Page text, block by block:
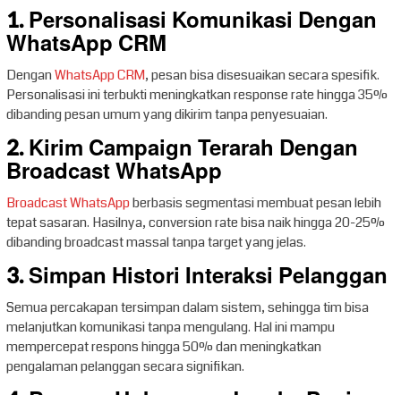
1. Personalisasi Komunikasi Dengan
WhatsApp CRM
DenganWhatsApp CRM, pesan bisa disesuaikan secara spesifik.
Personalisasi ini terbukti meningkatkan response rate hingga 35%
dibanding pesan umum yang dikirim tanpa penyesuaian.
2. Kirim Campaign Terarah Dengan
Broadcast WhatsApp
Broadcast WhatsAppberbasis segmentasi membuat pesan lebih
tepat sasaran. Hasilnya, conversion rate bisa naik hingga 20-25%
dibanding broadcast massal tanpa target yang jelas.
3. Simpan Histori Interaksi Pelanggan
Semua percakapan tersimpan dalam sistem, sehingga tim bisa
melanjutkan komunikasi tanpa mengulang. Hal ini mampu
mempercepat respons hingga 50% dan meningkatkan
pengalaman pelanggan secara signifikan.